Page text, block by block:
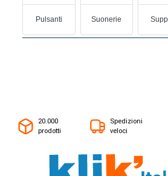
Pulsanti Suonerie
20.000
prodotti
Spedizioni
veloci